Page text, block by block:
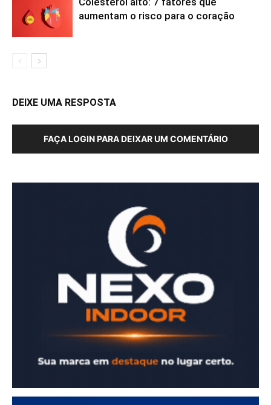
aumentam o risco para o coração
DEIXE UMA RESPOSTA
FAÇA LOGIN PARA DEIXAR UM COMENTÁRIO